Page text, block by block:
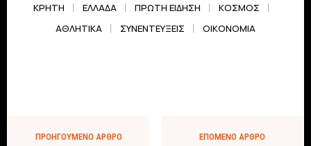
ΚΡΗΤΗ ΕΛΛΆΔΑ ΠΡΏΤΗ ΕΊΔΗΣΗ
ΚΌΣΜΟΣ
ΑΘΛΗΤΙΚΆ
ΣΥΝΕΝΤΕΎΞΕΙΣ ΟΙΚΟΝΟΜΊΑ
ΠΡΟΗΓΟΎΜΕΝΟ ΆΡΘΡΟ ΕΠΌΜΕΝΟ ΆΡΘΡΟ